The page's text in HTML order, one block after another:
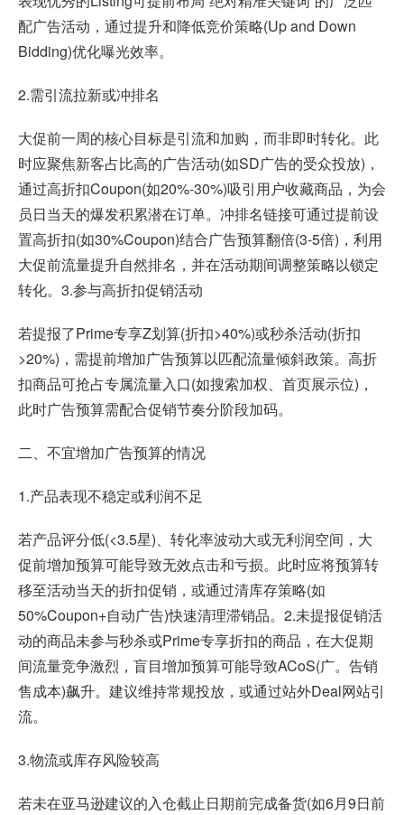
配广告活动，通过提升和降低竞价策略(Up and Down
Bidding)优化曝光效率。
2.需引流拉新或冲排名
大促前一周的核心目标是引流和加购，而非即时转化。此
时应聚焦新客占比高的广告活动(如SD广告的受众投放)，
通过高折扣Coupon(如20%-30%)吸引用户收藏商品，为会
员日当天的爆发积累潜在订单。冲排名链接可通过提前设
置高折扣(如30%Coupon)结合广告预算翻倍(3-5倍)，利用
大促前流量提升自然排名，并在活动期间调整策略以锁定
转化。3.参与高折扣促销活动
若提报了Prime专享Z划算(折扣>40%)或秒杀活动(折扣
>20%)，需提前增加广告预算以匹配流量倾斜政策。高折
扣商品可抢占专属流量入口(如搜索加权、首页展示位)，
此时广告预算需配合促销节奏分阶段加码。
二、不宜增加广告预算的情况
1.产品表现不稳定或利润不足
若产品评分低(<3.5星)、转化率波动大或无利润空间，大
促前增加预算可能导致无效点击和亏损。此时应将预算转
移至活动当天的折扣促销，或通过清库存策略(如
50%Coupon+自动广告)快速清理滞销品。2.未提报促销活
动的商品未参与秒杀或Prime专享折扣的商品，在大促期
间流量竞争激烈，盲目增加预算可能导致ACoS(广。告销
售成本)飙升。建议维持常规投放，或通过站外Deal网站引
流。
3.物流或库存风险较高
若未在亚马逊建议的入仓截止日期前完成备货(如6月9日前